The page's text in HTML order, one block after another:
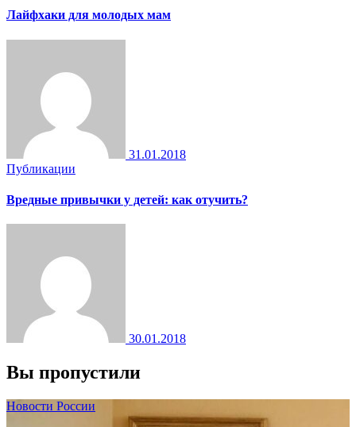
Лайфхаки для молодых мам
31.01.2018
Публикации
Вредные привычки у детей: как отучить?
30.01.2018
Вы пропустили
Новости России